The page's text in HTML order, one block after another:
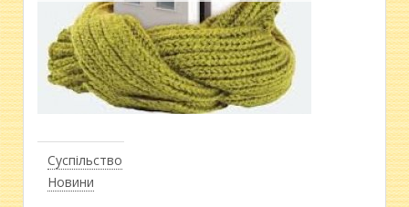
Суспільство
Новини